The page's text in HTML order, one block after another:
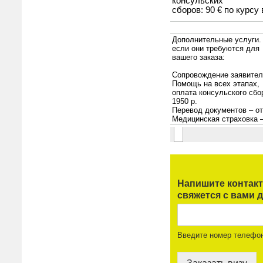
Напишите
свяжется с вами
Введите номер